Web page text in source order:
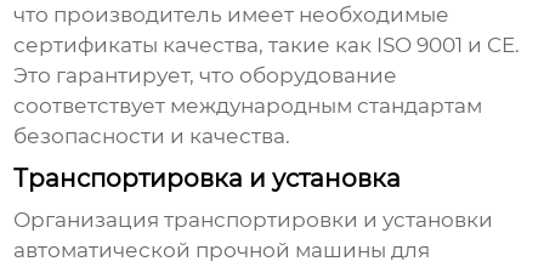
что производитель имеет необходимые
сертификаты качества, такие как ISO 9001 и CE.
Это гарантирует, что оборудование
соответствует международным стандартам
безопасности и качества.
Транспортировка и установка
Организация транспортировки и установки
автоматической прочной машины для